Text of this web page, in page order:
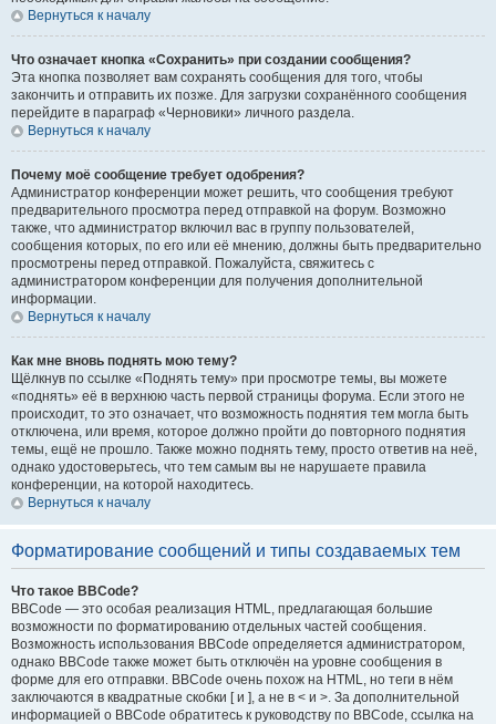
Вернуться к началу
Что означает кнопка «Сохранить» при создании сообщения?
Эта кнопка позволяет вам сохранять сообщения для того, чтобы
закончить и отправить их позже. Для загрузки сохранённого сообщения
перейдите в параграф «Черновики» личного раздела.
Вернуться к началу
Почему моё сообщение требует одобрения?
Администратор конференции может решить, что сообщения требуют
предварительного просмотра перед отправкой на форум. Возможно
также, что администратор включил вас в группу пользователей,
сообщения которых, по его или её мнению, должны быть предварительно
просмотрены перед отправкой. Пожалуйста, свяжитесь с
администратором конференции для получения дополнительной
информации.
Вернуться к началу
Как мне вновь поднять мою тему?
Щёлкнув по ссылке «Поднять тему» при просмотре темы, вы можете
«поднять» её в верхнюю часть первой страницы форума. Если этого не
происходит, то это означает, что возможность поднятия тем могла быть
отключена, или время, которое должно пройти до повторного поднятия
темы, ещё не прошло. Также можно поднять тему, просто ответив на неё,
однако удостоверьтесь, что тем самым вы не нарушаете правила
конференции, на которой находитесь.
Вернуться к началу
Форматирование сообщений и типы создаваемых тем
Что такое BBCode?
BBCode — это особая реализация HTML, предлагающая большие
возможности по форматированию отдельных частей сообщения.
Возможность использования BBCode определяется администратором,
однако BBCode также может быть отключён на уровне сообщения в
форме для его отправки. BBCode очень похож на HTML, но теги в нём
заключаются в квадратные скобки [ и ], а не в < и >. За дополнительной
информацией о BBCode обратитесь к руководству по BBCode, ссылка на